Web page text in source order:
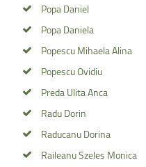
Popa Daniel
Popa Daniela
Popescu Mihaela Alina
Popescu Ovidiu
Preda Ulita Anca
Radu Dorin
Raducanu Dorina
Raileanu Szeles Monica